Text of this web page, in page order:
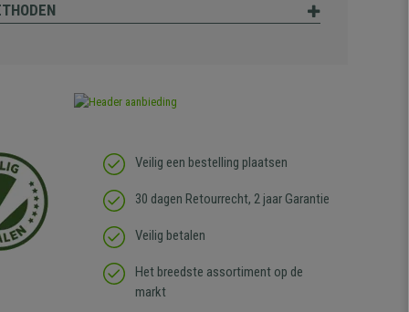
Veilig een bestelling plaatsen
30 dagen Retourrecht, 2 jaar Garantie
Veilig betalen
Het breedste assortiment op de
markt